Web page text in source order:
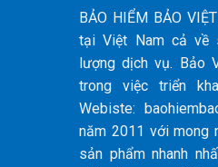
BẢO HIỂM BẢO
tại Việt Nam cả về
lượng dịch vụ. Bảo
trong việc triển
Webiste:
năm 2011 với mong
sản phẩm nhanh